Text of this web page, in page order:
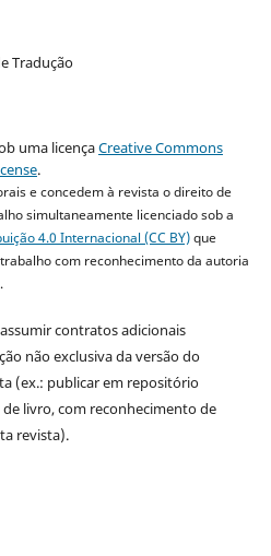
Tradução
uma licençaCreative Commons
.
e concedem à revista o direito de
simultaneamente licenciado sob a
4.0 Internacional (CC BY)que
com reconhecimento da autoria
contratos adicionais
não exclusiva da versão do
(ex.: publicar em repositório
livro, com reconhecimento de
revista).